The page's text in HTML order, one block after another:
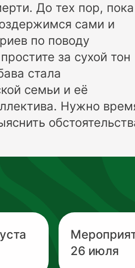
До тех пор,
сами и
по поводу
за сухой тон
стала
семьи и её
Нужно
26 июля